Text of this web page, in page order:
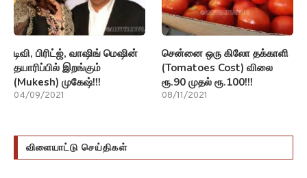
டிவி, பிரிட்ஜ், வாஷிங் மெஷின்
தயாரிப்பில் இறங்கும்
(Mukesh) முகேஷ்!!!
04/09/2021
சென்னை ஒரு கிலோ தக்காளி
(Tomatoes Cost) விலை
ரூ.90 முதல் ரூ.100!!!
08/11/2021
விளையாட்டு செய்திகள்